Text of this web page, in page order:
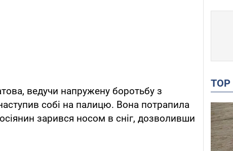
ведучи напружену боротьбу з
собі на палицю. Вона потрапила
зарився носом в сніг, дозволивши